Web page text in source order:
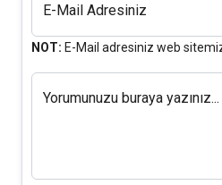
E-Mail Adresiniz
NOT: E-Mail adresiniz web
Yorumunuzu buraya yazınız...